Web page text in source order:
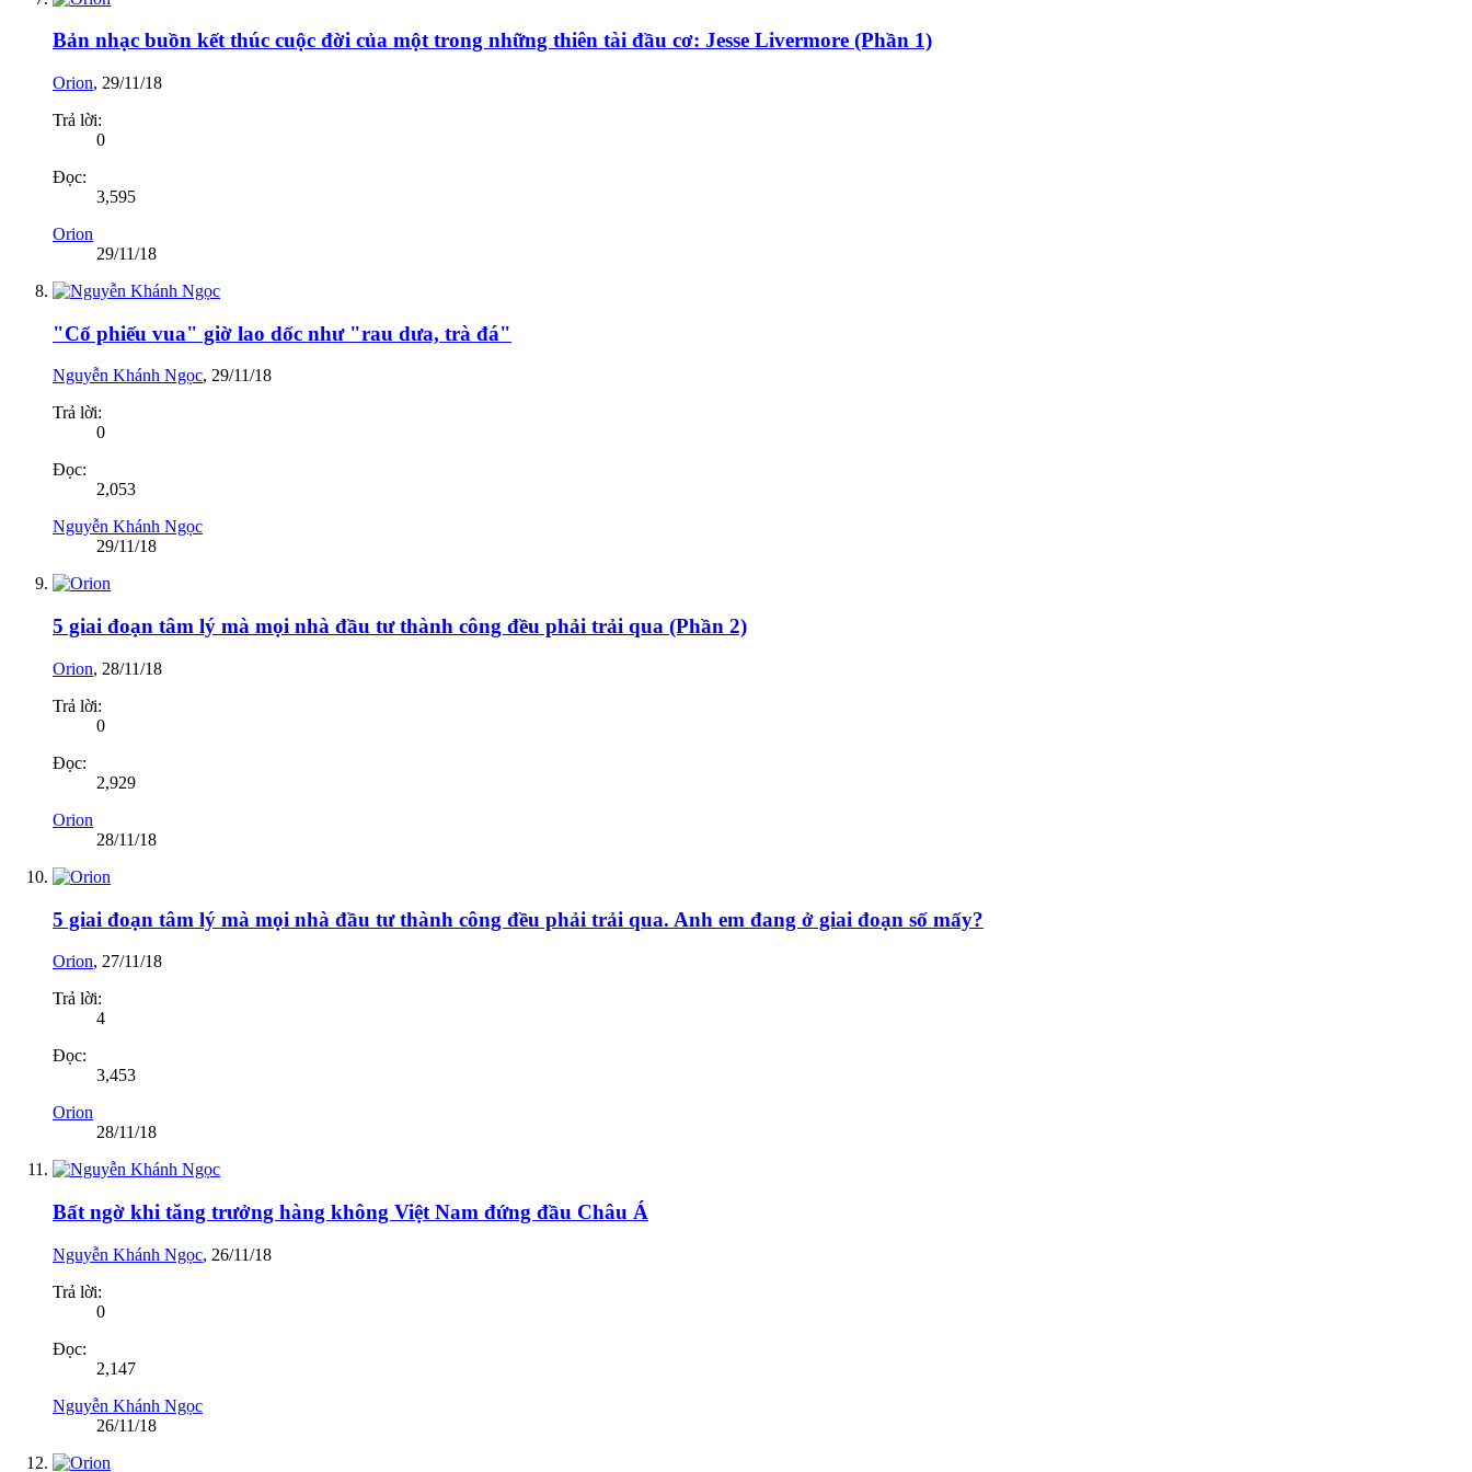
Bản nhạc buồn kết thúc cuộc đời của một trong những thiên tài đầu cơ: Jesse Livermore (Phần 1)
Orion, 29/11/18
Trả lời:
0
Đọc:
3,595
Orion
29/11/18
"Cổ phiếu vua" giờ lao dốc như "rau dưa, trà đá"
Nguyễn Khánh Ngọc, 29/11/18
Trả lời:
0
Đọc:
2,053
Nguyễn Khánh Ngọc
29/11/18
5 giai đoạn tâm lý mà mọi nhà đầu tư thành công đều phải trải qua (Phần 2)
Orion, 28/11/18
Trả lời:
0
Đọc:
2,929
Orion
28/11/18
5 giai đoạn tâm lý mà mọi nhà đầu tư thành công đều phải trải qua. Anh em đang ở giai đoạn số mấy?
Orion, 27/11/18
Trả lời:
4
Đọc:
3,453
Orion
28/11/18
Bất ngờ khi tăng trưởng hàng không Việt Nam đứng đầu Châu Á
Nguyễn Khánh Ngọc, 26/11/18
Trả lời:
0
Đọc:
2,147
Nguyễn Khánh Ngọc
26/11/18